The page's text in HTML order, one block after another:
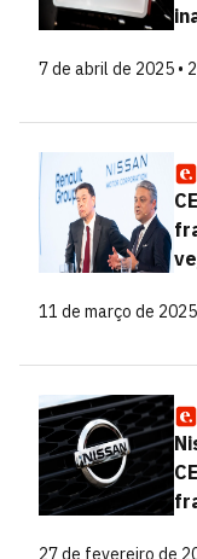
7 de abril de 2025 •
11 de março de
27 de fevereiro de